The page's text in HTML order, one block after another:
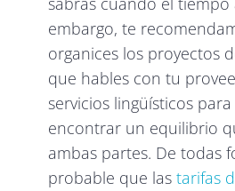
embargo, te
organices los proyectos
que hables con tu
servicios lingüísticos
encontrar un equilibrio
ambas partes. De todas
probable que lastarifas